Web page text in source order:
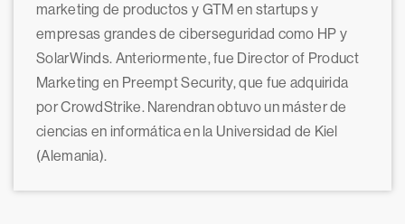
marketing de productos y GTM en startups y
empresas grandes de ciberseguridad como HP y
SolarWinds. Anteriormente, fue Director of Product
Marketing en Preempt Security, que fue adquirida
por CrowdStrike. Narendran obtuvo un máster de
ciencias en informática en la Universidad de Kiel
(Alemania).